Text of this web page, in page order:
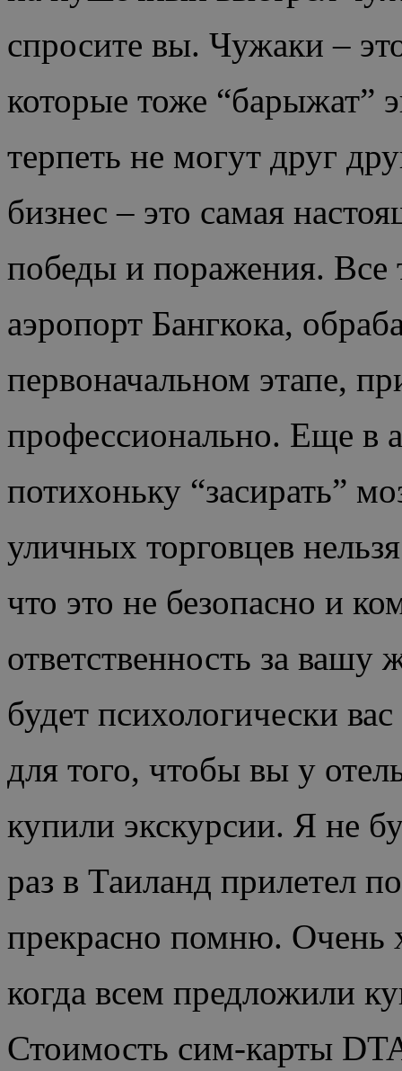
спросите вы. Чужаки –
которые тоже “барыжат”
терпеть не могут друг
бизнес – это самая
победы и поражения. Все
аэропорт Бангкока,
первоначальном этапе,
профессионально. Еще в
потихоньку “засирать”
уличных торговцев
что это не безопасно и
ответственность за вашу
будет психологически
для того, чтобы вы у
купили экскурсии. Я не
раз в Таиланд прилетел
прекрасно помню.
когда всем предложили
Стоимость сим-карты